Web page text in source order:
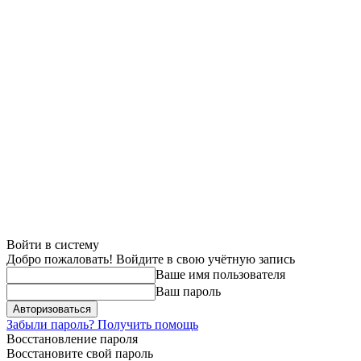
Войти в систему
Добро пожаловать! Войдите в свою учётную запись
Ваше имя пользователя
Ваш пароль
Забыли пароль? Получить помощь
Восстановление пароля
Восстановите свой пароль